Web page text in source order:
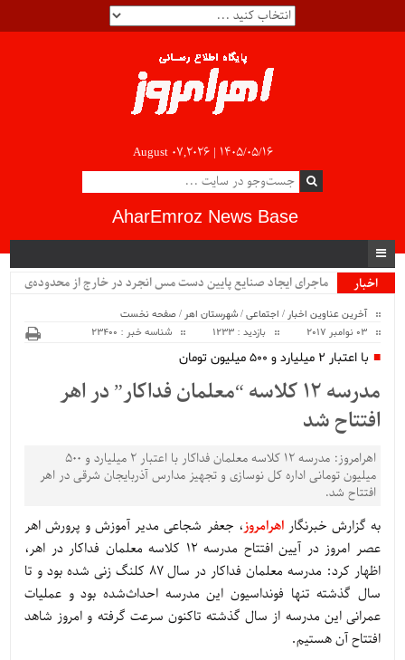
August 07,2026 | ۱۴۰۵/۰۵/۱۶
AharEmroz News Base
اخبار
.
آخرین عناوین اخبار / اجتماعی/شهرستان اهر /صفحه نخست
03 نوامبر 2017
بازدید : 1233 شناسه خبر : 23400
با اعتبار ۲ میلیارد و ۵۰۰ میلیون تومان
مدرسه ۱۲ کلاسه “معلمان فداکار” در اهر
افتتاح شد
اهرامروز: مدرسه ۱۲ کلاسه معلمان فداکار با اعتبار ۲ میلیارد و ۵۰۰
میلیون تومانی اداره کل نوسازی و تجهیز مدارس آذربایجان شرقی در اهر
افتتاح شد.
به گزارش خبرنگاراهرامروز، جعفر شجاعی مدیر آموزش و پرورش اهر
عصر امروز در آیین افتتاح مدرسه 12 کلاسه معلمان فداکار در اهر،
اظهار کرد: مدرسه معلمان فداکار در سال 87 کلنگ زنی شده بود و تا
سال گذشته تنها فونداسیون این مدرسه احداث‌شده بود و عملیات
عمرانی این مدرسه از سال گذشته تاکنون سرعت گرفته و امروز شاهد
افتتاح آن هستیم.